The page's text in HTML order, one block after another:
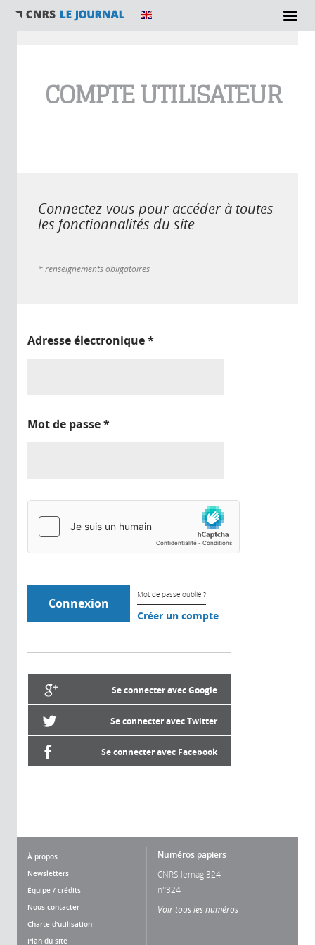
COMPTE UTILISATEUR
Connectez-vous pour accéder à toutes
les fonctionnalités du site
* renseignements obligatoires
Adresse électronique*
Mot de passe*
Mot de passe oublié ?
Créer un compte
Se connecter avec Google
Se connecter avec Twitter
Se connecter avec Facebook
À propos
Newsletters
Équipe / crédits
Nous contacter
Charte d'utilisation
Plan du site
Numéros papiers
CNRS lemag 324
n°324
Voir tous les numéros